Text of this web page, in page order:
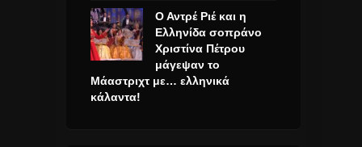
Ο Αντρέ Ριέ και η
Ελληνίδα σοπράνο
Χριστίνα Πέτρου
μάγεψαν το
Μάαστριχτ με… ελληνικά
κάλαντα!